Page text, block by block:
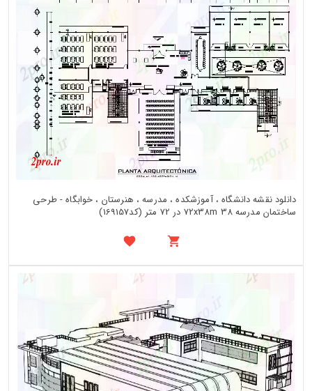
دانلود نقشه دانشگاه ، آموزشکده ، مدرسه ، هنرستان ، خوابگاه - طرحی
ساختمان مدرسه 72x38m 38 در 72 متر (کد169157)